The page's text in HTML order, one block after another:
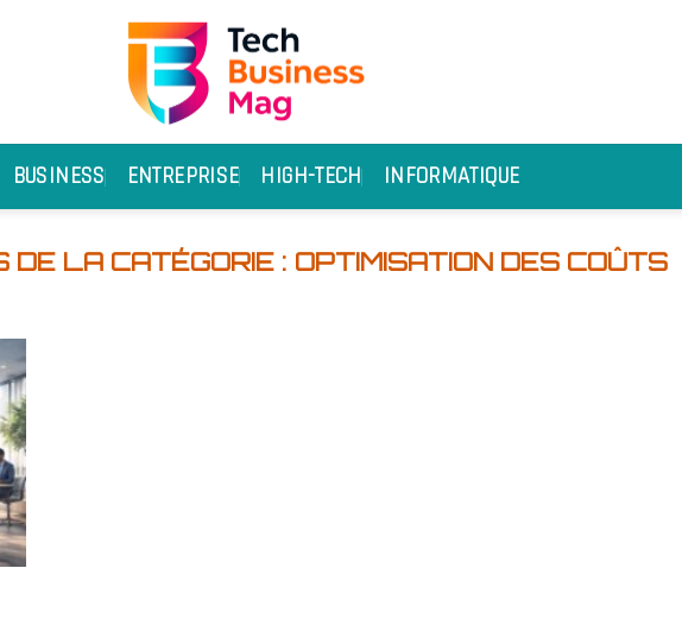
BUSINESS ENTREPRISE HIGH-TECH INFORMATIQUE
OPTIMISATION DES COÛTS